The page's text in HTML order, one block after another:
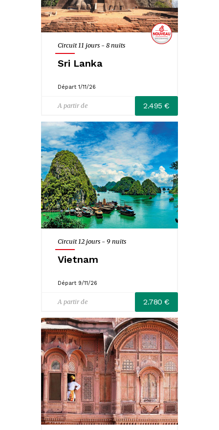
Circuit 11 jours - 8 nuits
Sri Lanka
Départ 1/11/26
A partir de 2.495 €
Circuit 12 jours - 9 nuits
Vietnam
Départ 9/11/26
A partir de 2.780 €